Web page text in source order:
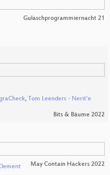
Gulaschprogrammiernacht 21
, Tom Leenders - Nerit’e
Bits & Bäume 2022
May Contain Hackers 2022